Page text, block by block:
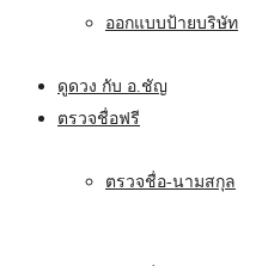
ออกแบบป้ายบริษัท
ดูดวง กับ อ.ชัญ
ตรวจชื่อฟรี
ตรวจชื่อ-นามสกุล